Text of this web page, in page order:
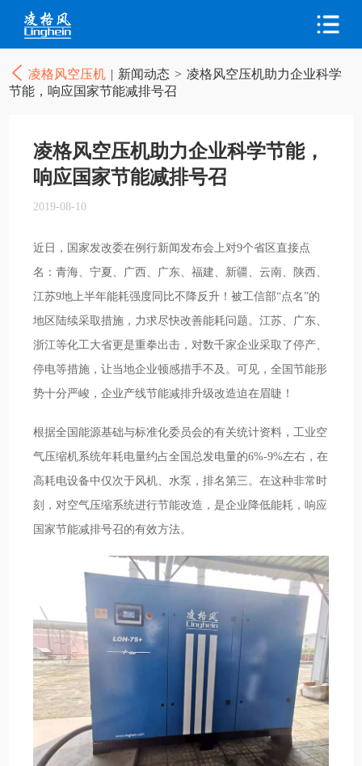
凌格风空压机 | 新闻动态 > 凌格风空压机助力企业科学
节能，响应国家节能减排号召
凌格风空压机助力企业科学节能，
响应国家节能减排号召
2019-08-10
近日，国家发改委在例行新闻发布会上对9个省区直接点
名：青海、宁夏、广西、广东、福建、新疆、云南、陕西、
江苏9地上半年能耗强度同比不降反升！被工信部“点名”的
地区陆续采取措施，力求尽快改善能耗问题。江苏、广东、
浙江等化工大省更是重拳出击，对数千家企业采取了停产、
停电等措施，让当地企业顿感措手不及。可见，全国节能形
势十分严峻，企业产线节能减排升级改造迫在眉睫！
根据全国能源基础与标准化委员会的有关统计资料，工业空
气压缩机系统年耗电量约占全国总发电量的6%-9%左右，在
高耗电设备中仅次于风机、水泵，排名第三。在这种非常时
刻，对空气压缩系统进行节能改造，是企业降低能耗，响应
国家节能减排号召的有效方法。